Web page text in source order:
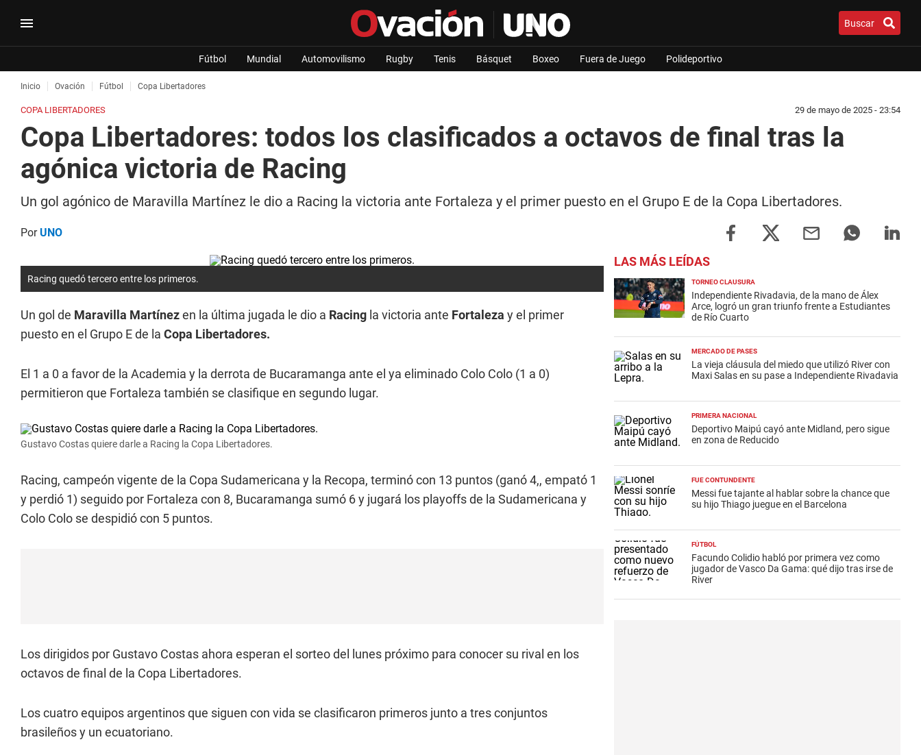
Buscar
Fútbol Mundial Automovilismo Rugby Tenis Básquet Boxeo Fuera de Juego Polideportivo
Inicio Ovación Fútbol Copa Libertadores
COPA LIBERTADORES 29 de mayo de 2025 - 23:54
Copa Libertadores: todos los clasificados a octavos de final tras la
agónica victoria de Racing
Un gol agónico de Maravilla Martínez le dio a Racing la victoria ante Fortaleza y el primer puesto en el Grupo E de la Copa Libertadores.
PorUNO
Racing quedó tercero entre los primeros.
Un gol de Maravilla Martínezen la última jugada le dio a Racing la victoria ante Fortaleza y el primer
puesto en el Grupo E de la Copa Libertadores.
El 1 a 0 a favor de la Academia y la derrota de Bucaramanga ante el ya eliminado Colo Colo (1 a 0)
permitieron que Fortaleza también se clasifique en segundo lugar.
Gustavo Costas quiere darle a Racing la Copa Libertadores.
Racing, campeón vigente de la Copa Sudamericana y la Recopa, terminó con 13 puntos (ganó 4,, empató 1
y perdió 1) seguido por Fortaleza con 8, Bucaramanga sumó 6 y jugará los playoffs de la Sudamericana y
Colo Colo se despidió con 5 puntos.
Los dirigidos por Gustavo Costas ahora esperan el sorteo del lunes próximo para conocer su rival en los
octavos de final de la Copa Libertadores.
Los cuatro equipos argentinos que siguen con vida se clasificaron primeros junto a tres conjuntos
brasileños y un ecuatoriano.
LAS MÁS LEÍDAS
TORNEO CLAUSURA
Independiente Rivadavia, de la mano de Álex
Arce, logró un gran triunfo frente a Estudiantes
de Río Cuarto
MERCADO DE PASES
La vieja cláusula del miedo que utilizó River con
Maxi Salas en su pase a Independiente Rivadavia
PRIMERA NACIONAL
Deportivo Maipú cayó ante Midland, pero sigue
en zona de Reducido
FUE CONTUNDENTE
Messi fue tajante al hablar sobre la chance que
su hijo Thiago juegue en el Barcelona
FÚTBOL
Facundo Colidio habló por primera vez como
jugador de Vasco Da Gama: qué dijo tras irse de
River